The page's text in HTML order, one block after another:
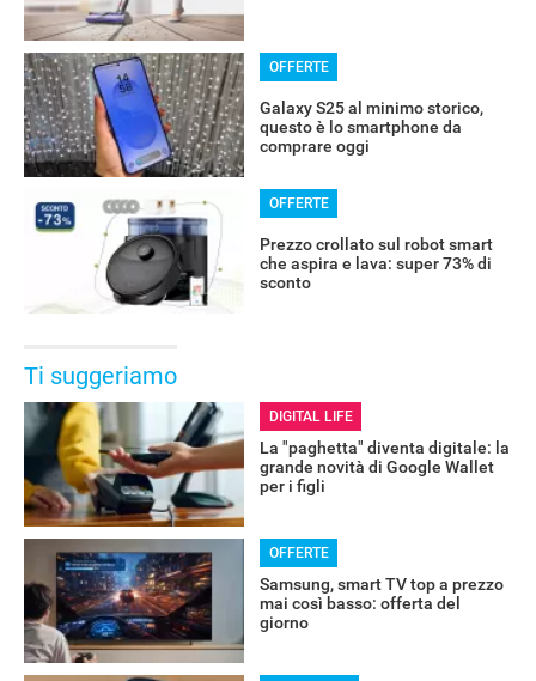
OFFERTE
Galaxy S25 al minimo storico,
questo è lo smartphone da
comprare oggi
OFFERTE
Prezzo crollato sul robot smart
che aspira e lava: super 73% di
sconto
Ti suggeriamo
DIGITAL LIFE
La "paghetta" diventa digitale: la
grande novità di Google Wallet
per i figli
OFFERTE
Samsung, smart TV top a prezzo
mai così basso: offerta del
giorno